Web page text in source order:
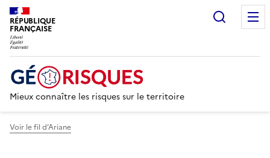
RÉPUBLIQUE
FRANÇAISE
Mieux connaître les risques sur le territoire
Voir le fil d’Ariane